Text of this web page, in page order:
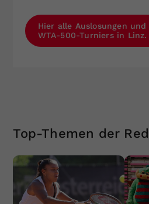
Hier alle Auslosungen und
WTA-500-Turniers in Linz.
Top-Themen der